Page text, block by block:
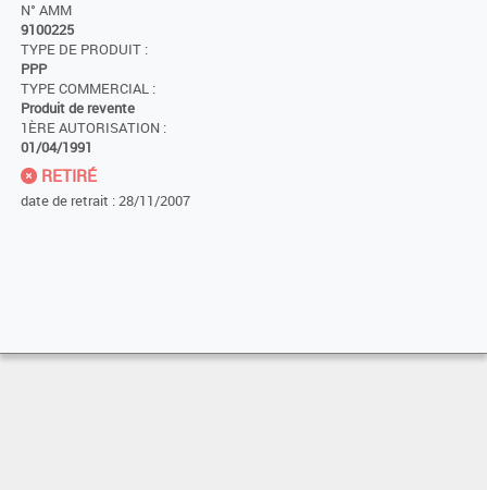
N° AMM
9100225
TYPE DE PRODUIT :
PPP
TYPE COMMERCIAL :
Produit de revente
1ÈRE AUTORISATION :
01/04/1991
RETIRÉ
date de retrait : 28/11/2007